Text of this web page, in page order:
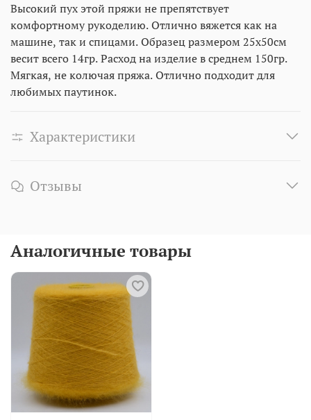
Высокий пух этой пряжи не препятствует
комфортному рукоделию. Отлично вяжется как на
машине, так и спицами. Образец размером 25х50см
весит всего 14гр. Расход на изделие в среднем 150гр.
Мягкая, не колючая пряжа. Отлично подходит для
любимых паутинок.
Характеристики
Отзывы
Аналогичные товары